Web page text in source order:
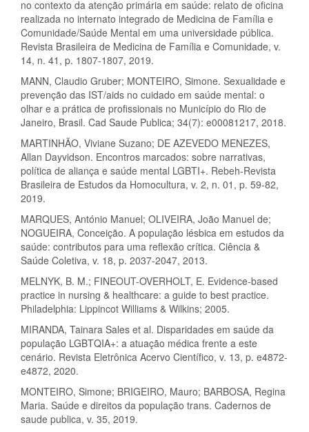
no contexto da atenção primária em saúde: relato de oficina
realizada no internato integrado de Medicina de Família e
Comunidade/Saúde Mental em uma universidade pública.
Revista Brasileira de Medicina de Família e Comunidade, v.
14, n. 41, p. 1807-1807, 2019.
MANN, Claudio Gruber; MONTEIRO, Simone. Sexualidade e
prevenção das IST/aids no cuidado em saúde mental: o
olhar e a prática de profissionais no Município do Rio de
Janeiro, Brasil. Cad Saude Publica; 34(7): e00081217, 2018.
MARTINHÃO, Viviane Suzano; DE AZEVEDO MENEZES,
Allan Dayvidson. Encontros marcados: sobre narrativas,
política de aliança e saúde mental LGBTI+. Rebeh-Revista
Brasileira de Estudos da Homocultura, v. 2, n. 01, p. 59-82,
2019.
MARQUES, António Manuel; OLIVEIRA, João Manuel de;
NOGUEIRA, Conceição. A população lésbica em estudos da
saúde: contributos para uma reflexão crítica. Ciência &
Saúde Coletiva, v. 18, p. 2037-2047, 2013.
MELNYK, B. M.; FINEOUT-OVERHOLT, E. Evidence-based
practice in nursing & healthcare: a guide to best practice.
Philadelphia: Lippincot Williams & Wilkins; 2005.
MIRANDA, Tainara Sales et al. Disparidades em saúde da
população LGBTQIA+: a atuação médica frente a este
cenário. Revista Eletrônica Acervo Científico, v. 13, p. e4872-
e4872, 2020.
MONTEIRO, Simone; BRIGEIRO, Mauro; BARBOSA, Regina
Maria. Saúde e direitos da população trans. Cadernos de
saude publica, v. 35, 2019.